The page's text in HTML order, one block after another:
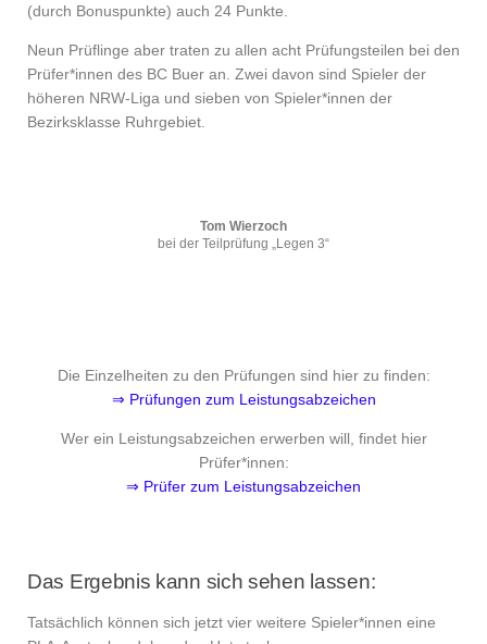
(durch Bonus­punkte) auch 24 Punkte.
Neun Prüflinge aber traten zu allen acht Prüfungsteilen bei den
Prüfer*innen des BC Buer an. Zwei davon sind Spieler der
höheren NRW-Liga und sieben von Spieler*innen der
Bezirksklasse Ruhrgebiet.
Tom Wierzoch
bei der Teilprüfung „Legen 3“
Die Einzelheiten zu den Prüfungen sind hier zu finden:
⇒ Prüfungen zum Leistungsabzeichen
Wer ein Leistungsabzeichen erwerben will, findet hier
Prüfer*innen:
⇒ Prüfer zum Leistungsabzeichen
Das Ergebnis kann sich sehen lassen:
Tatsächlich können sich jetzt vier weitere Spieler*innen eine